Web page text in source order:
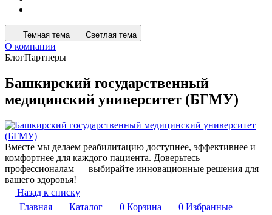
Темная тема Светлая тема
О компании
БлогПартнеры
Башкирский государственный
медицинский университет (БГМУ)
Вместе мы делаем реабилитацию доступнее, эффективнее и
комфортнее для каждого пациента. Доверьтесь
профессионалам — выбирайте инновационные решения для
вашего здоровья!
Назад к списку
Главная
Каталог 0 Корзина 0 Избранные